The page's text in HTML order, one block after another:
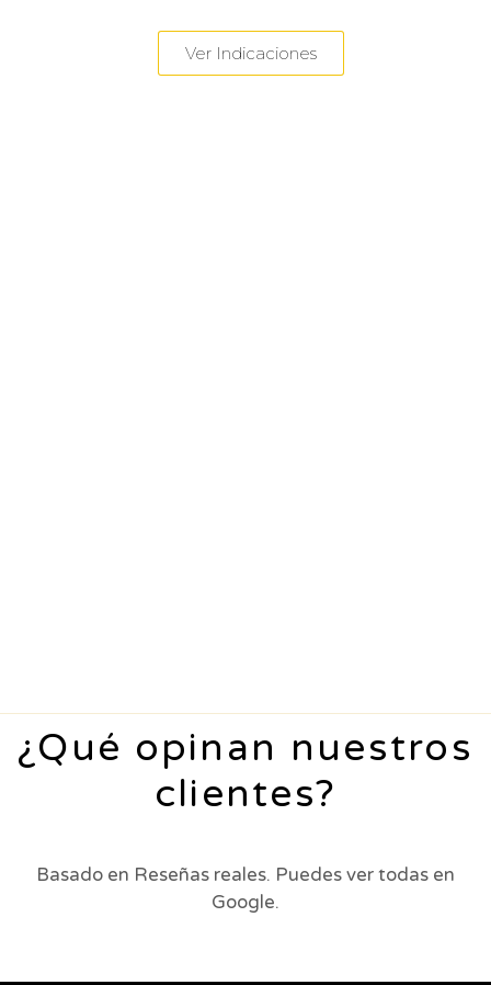
Ver Indicaciones
¿Qué opinan nuestros
clientes?
Basado en Reseñas reales. Puedes ver todas en
Google.